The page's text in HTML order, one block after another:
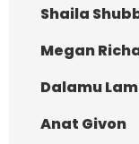
Shaila
Megan
Dalamu
Anat Givon